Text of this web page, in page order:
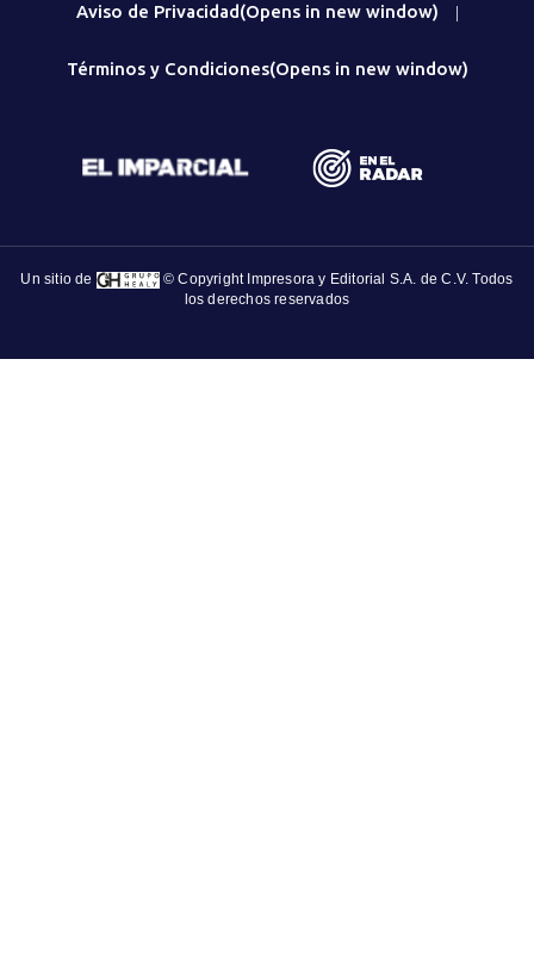
Aviso de Privacidad(Opens in new window) |
Términos y Condiciones(Opens in new window)
Un sitio de
© Copyright Impresora y Editorial S.A. de C.V. Todos
los derechos reservados